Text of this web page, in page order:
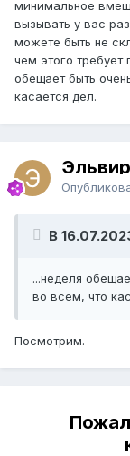
минимальное
вызывать у вас
можете быть не
чем этого
обещает быть
касается дел.
В
...неделя
во всем, что
Посмотрим.